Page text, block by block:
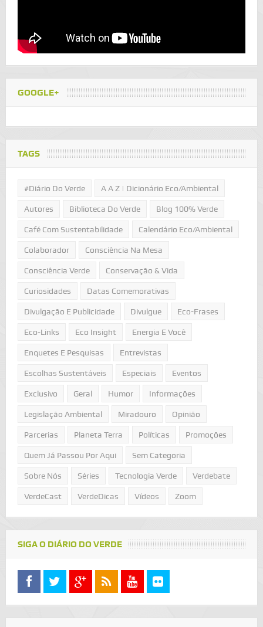
GOOGLE+
TAGS
#Diário Do Verde A A Z | Dicionário Eco/Ambiental
Autores Biblioteca Do Verde Blog 100% Verde
Café Com Sustentabilidade Calendário Eco/Ambiental
Colaborador Consciência Na Mesa
Consciência Verde Conservação & Vida
Curiosidades Datas Comemorativas
Divulgação E Publicidade Divulgue Eco-Frases
Eco-Links Eco Insight Energia E Você
Enquetes E Pesquisas Entrevistas
Escolhas Sustentáveis Especiais Eventos
Exclusivo Geral Humor Informações
Legislação Ambiental Miradouro Opinião
Parcerias Planeta Terra Políticas Promoções
Quem Já Passou Por Aqui Sem Categoria
Sobre Nós Séries Tecnologia Verde Verdebate
VerdeCast VerdeDicas Vídeos Zoom
SIGA O DIÁRIO DO VERDE